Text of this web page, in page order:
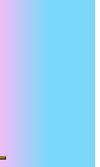
Suche